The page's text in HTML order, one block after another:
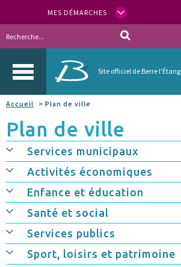
MES DÉMARCHES
Site officiel de Berre l'Étang
Accueil > Plan de ville
Plan de ville
Services municipaux
Activités économiques
Enfance et éducation
Santé et social
Services publics
Sport, loisirs et patrimoine